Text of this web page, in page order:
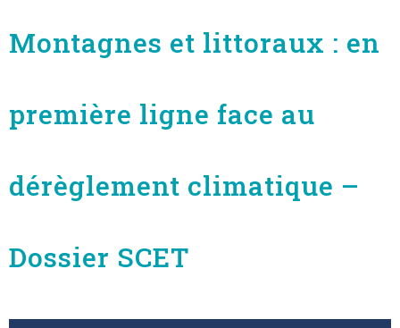
Montagnes et littoraux : en
première ligne face au
dérèglement climatique –
Dossier SCET